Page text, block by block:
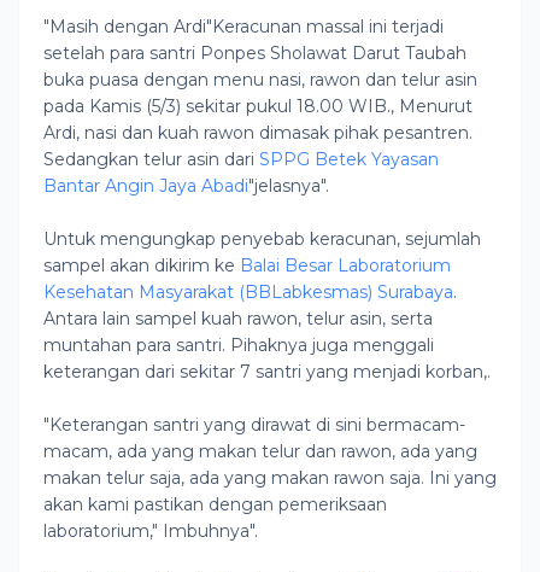
"Masih dengan Ardi"Keracunan massal ini terjadi
setelah para santri Ponpes Sholawat Darut Taubah
buka puasa dengan menu nasi, rawon dan telur asin
pada Kamis (5/3) sekitar pukul 18.00 WIB., Menurut
Ardi, nasi dan kuah rawon dimasak pihak pesantren.
Sedangkan telur asin dari SPPG Betek Yayasan
Bantar Angin Jaya Abadi"jelasnya".
Untuk mengungkap penyebab keracunan, sejumlah
sampel akan dikirim ke Balai Besar Laboratorium
Kesehatan Masyarakat (BBLabkesmas) Surabaya.
Antara lain sampel kuah rawon, telur asin, serta
muntahan para santri. Pihaknya juga menggali
keterangan dari sekitar 7 santri yang menjadi korban,.
"Keterangan santri yang dirawat di sini bermacam-
macam, ada yang makan telur dan rawon, ada yang
makan telur saja, ada yang makan rawon saja. Ini yang
akan kami pastikan dengan pemeriksaan
laboratorium," Imbuhnya".